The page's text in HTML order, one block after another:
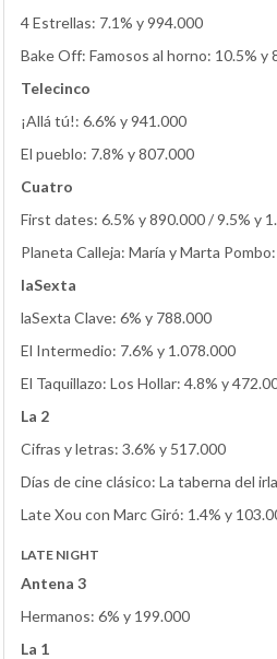
4 Estrellas: 7.1% y 994.000
Bake Off: Famosos al horno: 10.5% y
Telecinco
¡Allá tú!: 6.6% y 941.000
El pueblo: 7.8% y 807.000
Cuatro
First dates: 6.5% y 890.000 / 9.5% y
Planeta Calleja: María y Marta
laSexta
laSexta Clave: 6% y 788.000
El Intermedio: 7.6% y 1.078.000
El Taquillazo: Los Hollar: 4.8% y
La 2
Cifras y letras: 3.6% y 517.000
Días de cine clásico: La taberna del
Late Xou con Marc Giró: 1.4% y
LATE NIGHT
Antena 3
Hermanos: 6% y 199.000
La 1